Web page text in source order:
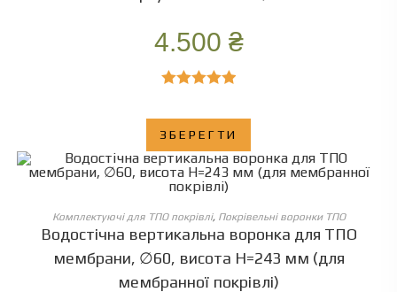
4.500 ₴
5.00з 5
ЗБЕРЕГТИ
ОБЕРІТЬ ОПЦІЇ
Комплектуючі для ТПО покрівлі, Покрівельні воронки ТПО
Водостічна вертикальна воронка для ТПО
мембрани, ∅60, висота Н=243 мм (для
мембранної покрівлі)